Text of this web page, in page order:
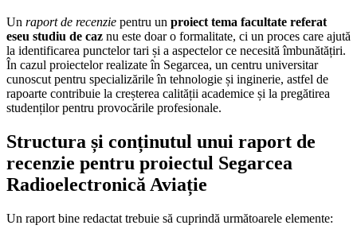
Un raport de recenzie pentru un proiect tema facultate referat
eseu studiu de caz nu este doar o formalitate, ci un proces care ajută
la identificarea punctelor tari și a aspectelor ce necesită îmbunătățiri.
În cazul proiectelor realizate în Segarcea, un centru universitar
cunoscut pentru specializările în tehnologie și inginerie, astfel de
rapoarte contribuie la creșterea calității academice și la pregătirea
studenților pentru provocările profesionale.
Structura și conținutul unui raport de
recenzie pentru proiectul Segarcea
Radioelectronică Aviație
Un raport bine redactat trebuie să cuprindă următoarele elemente: